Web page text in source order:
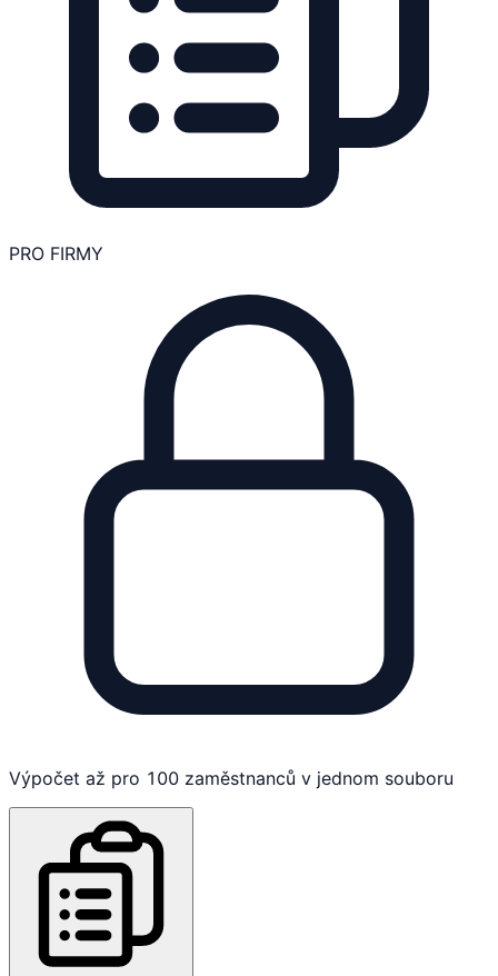
PRO FIRMY
Výpočet až pro 100 zaměstnanců v jednom souboru